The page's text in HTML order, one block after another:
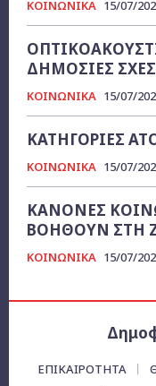
ΚΟΙΝΩΝΙΚΑ 15/07/
ΔΗΜΟΣΙΕΣ
ΚΟΙΝΩΝΙΚΑ 15/07/
ΚΑΤΗΓΟΡΙΕΣ
ΚΟΙΝΩΝΙΚΑ 15/07/
ΚΑΝΟΝΕΣ
ΒΟΗΘΟΥΝ ΣΤΗ
ΚΟΙΝΩΝΙΚΑ 15/07/
ΕΠΙΚΑΙΡΌΤΗΤΑ